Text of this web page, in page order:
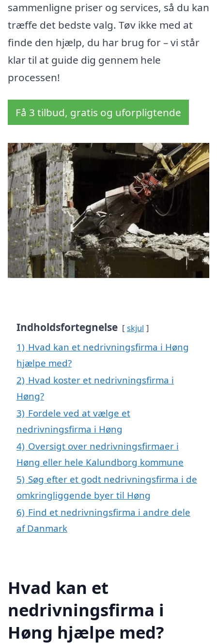
sammenligne priser og services, så du kan
træffe det bedste valg. Tøv ikke med at
finde den hjælp, du har brug for – vi står
klar til at guide dig gennem hele
processen!
Få 3 tilbud, gratis og uforpligtende
Indholdsfortegnelse skjul
1) Hvad kan et nedrivningsfirma i Høng
hjælpe med?
2) Hvad koster et nedrivningsfirma i
Høng?
3) Fordele ved at vælge et
nedrivningsfirma i Høng
4) Oversigt over nedrivningsfirmaer i
Høng eller hele Kalundborg kommune
5) Søg efter et godt nedrivningsfirma i de
omkringliggende byer til Høng
6) Find et nedrivningsfirma i andre dele
af Danmark
Hvad kan et
nedrivningsfirma i
Høng hjælpe med?